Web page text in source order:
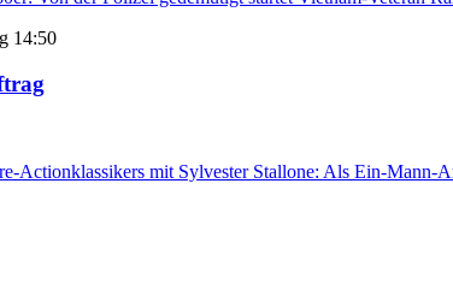
14:50
Actionklassikers mit Sylvester Stallone: Als Ein-